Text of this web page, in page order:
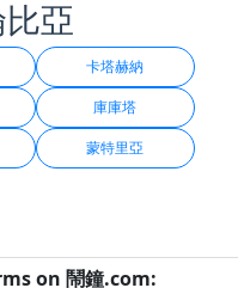
亞
卡塔赫納
庫庫塔
蒙特里亞
on 鬧鐘.com: